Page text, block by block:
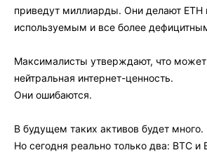
приведут миллиарды. Они делают ETH
используемым и все более
Максималисты утверждают, что может
нейтральная интернет-ценность.
Они ошибаются.
В будущем таких активов будет много.
Но сегодня реально только два: BTC и